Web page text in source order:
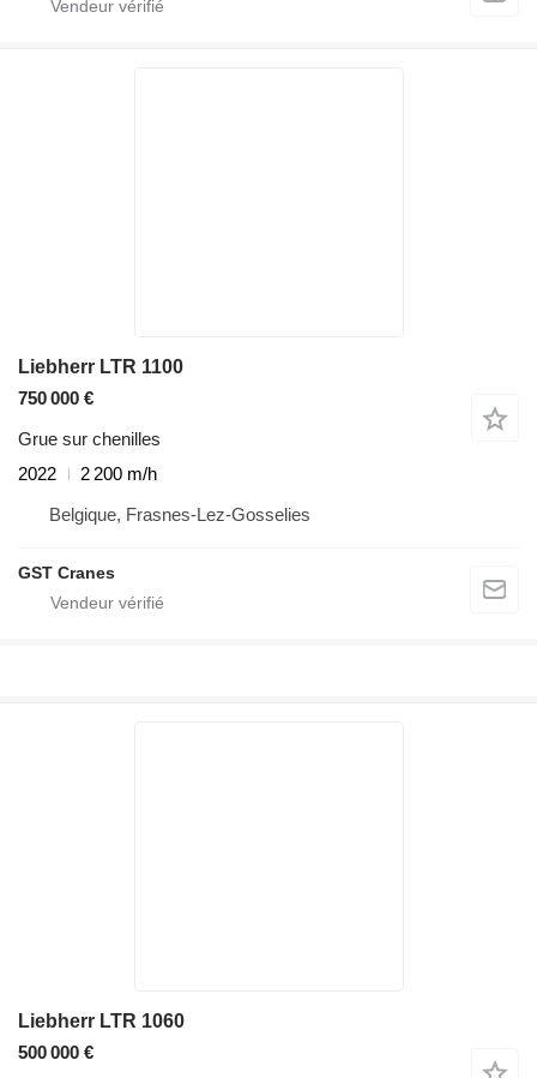
Liebherr LTR 1100
750 000 €
Grue sur chenilles
2022
2 200 m/h
Belgique, Frasnes-Lez-Gosselies
GST Cranes
Liebherr LTR 1060
500 000 €